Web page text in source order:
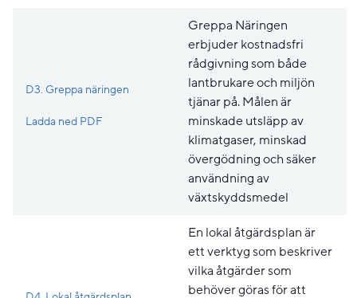
D3. Greppa näringen
Ladda ned PDFPdf, 192.7 kB, öppnas i nytt fönster.
Greppa Näringen
erbjuder kostnadsfri
rådgivning som både
lantbrukare och miljön
tjänar på. Målen är
minskade utsläpp av
klimatgaser, minskad
övergödning och säker
användning av
växtskyddsmedel
En lokal åtgärdsplan är
ett verktyg som beskriver
vilka åtgärder som
behöver göras för att